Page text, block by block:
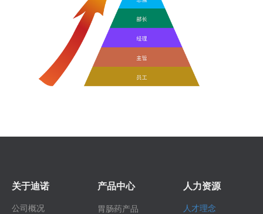
关于迪诺
公司概况
产品中心
胃肠药产品
人力资源
人才理念